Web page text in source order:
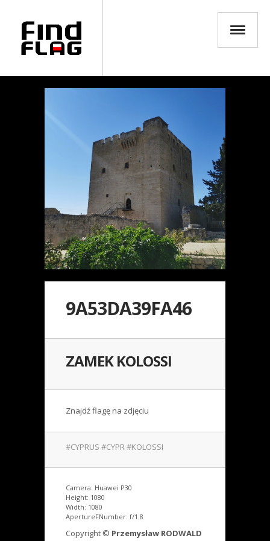
9A53DA39FA46
ZAMEK KOLOSSI
Znajdź flagę na zdjęciu
#CYPRUS #CYPR #KOLOSSI
Camera: Huawei P30
Height: 1080
Width: 1080
ApertureFNumber: f/1.8
Copyright © Przemysław RODWALD